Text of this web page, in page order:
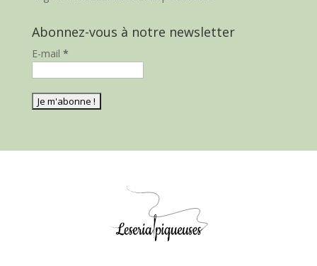
Abonnez-vous à notre newsletter
E-mail *